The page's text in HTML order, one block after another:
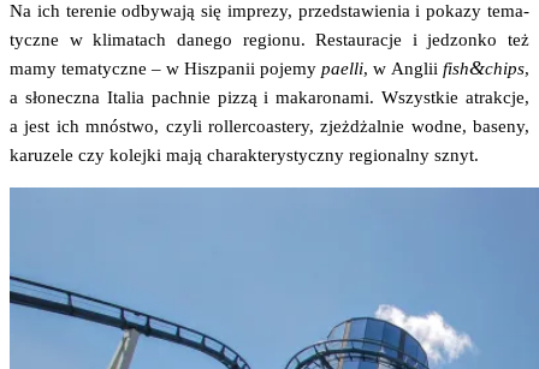
Na ich tere­nie odby­wa­ją się impre­zy, przed­sta­wie­nia i poka­zy tema­
tycz­ne w kli­ma­tach dane­go regio­nu. Restau­ra­cje i jedzon­ko też
mamy tema­tycz­ne – w Hisz­pa­nii poje­my pael­li, w Anglii fish&chips,
a sło­necz­na Ita­lia pach­nie piz­zą i maka­ro­na­mi. Wszyst­kie atrak­cje,
a jest ich mnó­stwo, czy­li rol­ler­co­aste­ry, zjeż­dżal­nie wod­ne, base­ny,
karu­ze­le czy kolej­ki mają cha­rak­te­ry­stycz­ny regio­nal­ny sznyt.